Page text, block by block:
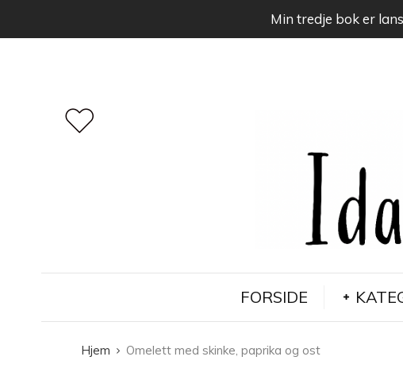
FORSIDE
Hjem Omelett med skinke, paprika og ost
Min tredje bok er